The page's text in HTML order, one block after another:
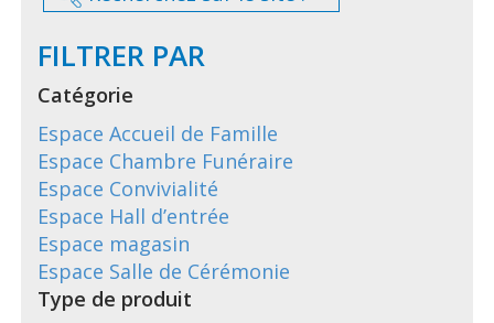
FILTRER PAR
Catégorie
Espace Accueil de Famille
Espace Chambre Funéraire
Espace Convivialité
Espace Hall d’entrée
Espace magasin
Espace Salle de Cérémonie
Type de produit